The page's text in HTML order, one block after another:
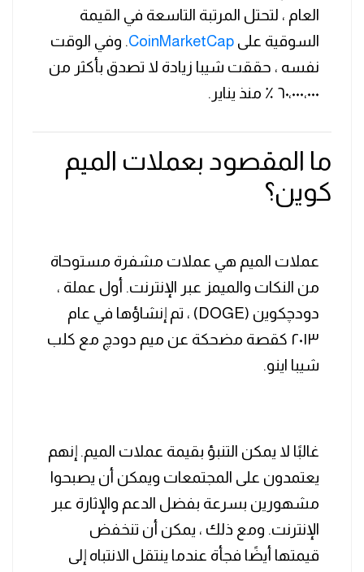
العام ، لتحتل المرتبة التاسعة في القيمة
السوقية على CoinMarketCap. وفي الوقت
نفسه ، حققت شيبا زيادة لا تصدق بأكثر من
٦٠،٠٠٠،٠٠٠ ٪ منذ يناير.
ما المقصود بعملات الميم
كوين؟
عملات الميم هي عملات مشفرة مستوحاة
من النكات والميمز عبر الإنترنت. أول عملة ،
دودچكوين (DOGE) ، تم إنشاؤها في عام
٢٠١٣ كقصة مضحكة عن ميم دودچ مع كلب
شيبا اينو.
غالبًا لا يمكن التنبؤ بقيمة عملات الميم. إنهم
يعتمدون على المجتمعات ويمكن أن يصبحوا
مشهورين بسرعة بفضل الدعم والإثارة عبر
الإنترنت. ومع ذلك ، يمكن أن تنخفض
قيمتها أيضًا فجأة عندما ينتقل الانتباه إلى